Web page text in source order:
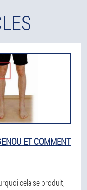
ET COMMENT
cela se produit,